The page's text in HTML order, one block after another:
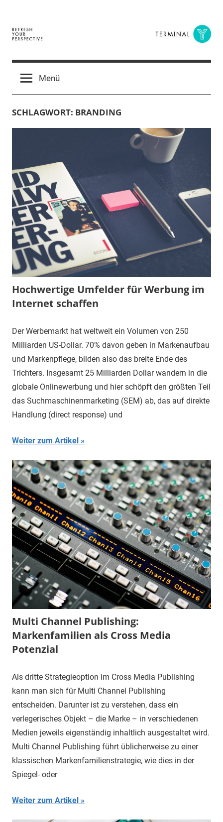
springen
Terminal
Y
Digital
BusinessMenü
SCHLAGWORT: BRANDING
Hochwertige Umfelder für Werbung im
Internet schaffen
Der Werbemarkt hat weltweit ein Volumen von 250
Milliarden US-Dollar. 70% davon geben in Markenaufbau
und Markenpflege, bilden also das breite Ende des
Trichters. Insgesamt 25 Milliarden Dollar wandern in die
globale Onlinewerbung und hier schöpft den größten Teil
das Suchmaschinenmarketing (SEM) ab, das auf direkte
Handlung (direct response) und
Weiter zum Artikel
Multi Channel Publishing:
Markenfamilien als Cross Media
Potenzial
Als dritte Strategieoption im Cross Media Publishing
kann man sich für Multi Channel Publishing
entscheiden. Darunter ist zu verstehen, dass ein
verlegerisches Objekt – die Marke – in verschiedenen
Medien jeweils eigenständig inhaltlich ausgestaltet wird.
Multi Channel Publishing führt üblicherweise zu einer
klassischen Markenfamilienstrategie, wie dies in der
Spiegel- oder
Weiter zum Artikel